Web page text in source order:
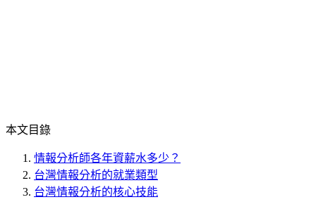
本文目錄
情報分析師各年資薪水多少？
台灣情報分析的就業類型
台灣情報分析的核心技能